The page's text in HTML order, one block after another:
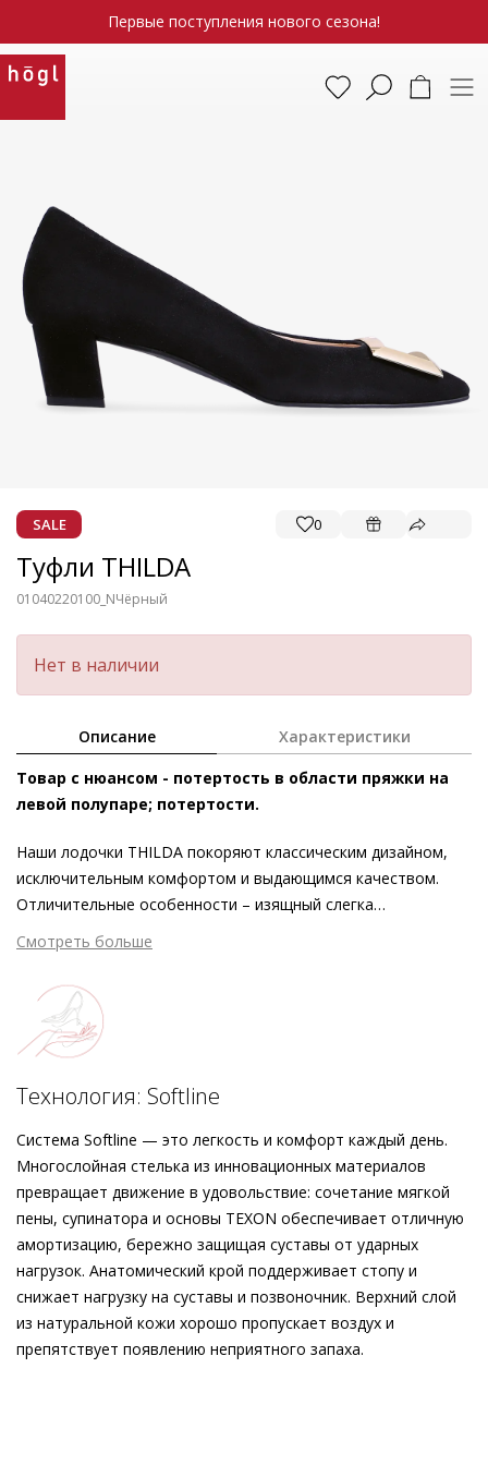
Первые поступления нового сезона!
SALE 0
Туфли THILDA
01040220100_NЧёрный
Нет в наличии
Описание Характеристики
Товар с нюансом - потертость в области пряжки на
левой полупаре; потертости.
Наши лодочки THILDA покоряют классическим дизайном,
исключительным комфортом и выдающимся качеством.
Отличительные особенности – изящный слегка
заострённый силуэт и элегантное обрамление. Скошенный
блочный каблук подчёркивает актуальность модели.
Мягкая кожаная подкладка и подошва с защитой от
скольжения заботятся о комфорте в течение всего дня.
Туфли Högl, выполненные из изысканной велюровой кожи,
доступны в классическом чёрном и карамельном оттенках.
Идеальный аксессуар для самых разных случаев!
Смотреть больше
Технология: Softline
Система Softline — это легкость и комфорт каждый день.
Многослойная стелька из инновационных материалов
превращает движение в удовольствие: сочетание мягкой
пены, супинатора и основы TEXON обеспечивает отличную
амортизацию, бережно защищая суставы от ударных
нагрузок. Анатомический крой поддерживает стопу и
снижает нагрузку на суставы и позвоночник. Верхний слой
из натуральной кожи хорошо пропускает воздух и
препятствует появлению неприятного запаха.